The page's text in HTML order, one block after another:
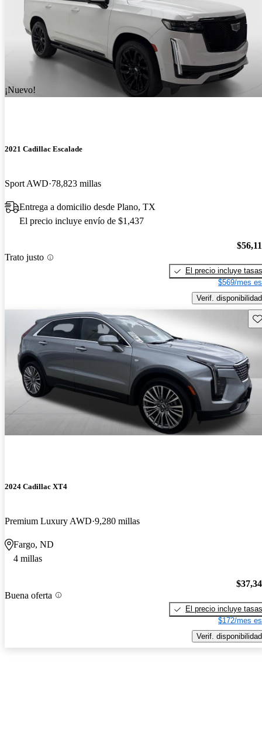
¡Nuevo!
2021 Cadillac Escalade
Sport AWD 78,823 millas
Entrega a domicilio desde Plano, TX
El precio incluye envío de $1,437
Trato justo
El precio incluye tasas
$569/mes
Verif. disponibilidad
2024 Cadillac XT4
Premium Luxury AWD 9,280 millas
Fargo, ND
4 millas
Buena oferta
El precio incluye tasas
$172/mes
Verif. disponibilidad